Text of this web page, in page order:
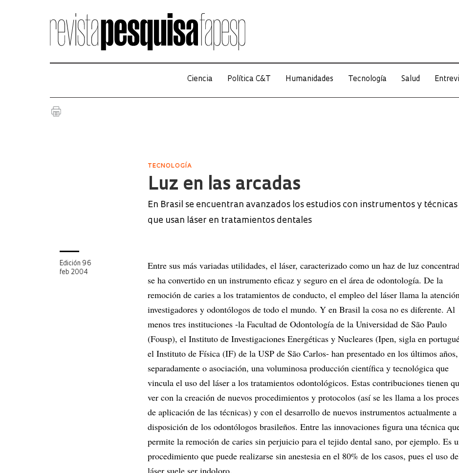
Ciencia Política C&T Humanidades Tecnología Salud
TECNOLOGÍA
Luz en las arcadas
En Brasil se encuentran avanzados los estudios con instrumentos y técnicas
que usan láser en tratamientos dentales
Edición 96
feb 2004
Entre sus más variadas utilidades, el láser, caracterizado como un haz de luz
se ha convertido en un instrumento eficaz y seguro en el área de odontología. De la
remoción de caries a los tratamientos de conducto, el empleo del láser llama la
investigadores y odontólogos de todo el mundo. Y en Brasil la cosa no es diferente. Al
menos tres instituciones -la Facultad de Odontología de la Universidad de São Paulo
(Fousp), el Instituto de Investigaciones Energéticas y Nucleares (Ipen, sigla en
el Instituto de Física (IF) de la USP de São Carlos- han presentado en los últimos años,
separadamente o asociación, una voluminosa producción científica y tecnológica que
vincula el uso del láser a los tratamientos odontológicos. Estas contribuciones tienen
ver con la creación de nuevos procedimientos y protocolos (así se les llama a los
de aplicación de las técnicas) y con el desarrollo de nuevos instrumentos actualmente a
disposición de los odontólogos brasileños. Entre las innovaciones figura una técnica
permite la remoción de caries sin perjuicio para el tejido dental sano, por ejemplo. Es
procedimiento que puede realizarse sin anestesia en el 80% de los casos, pues el uso
láser suele ser indoloro.